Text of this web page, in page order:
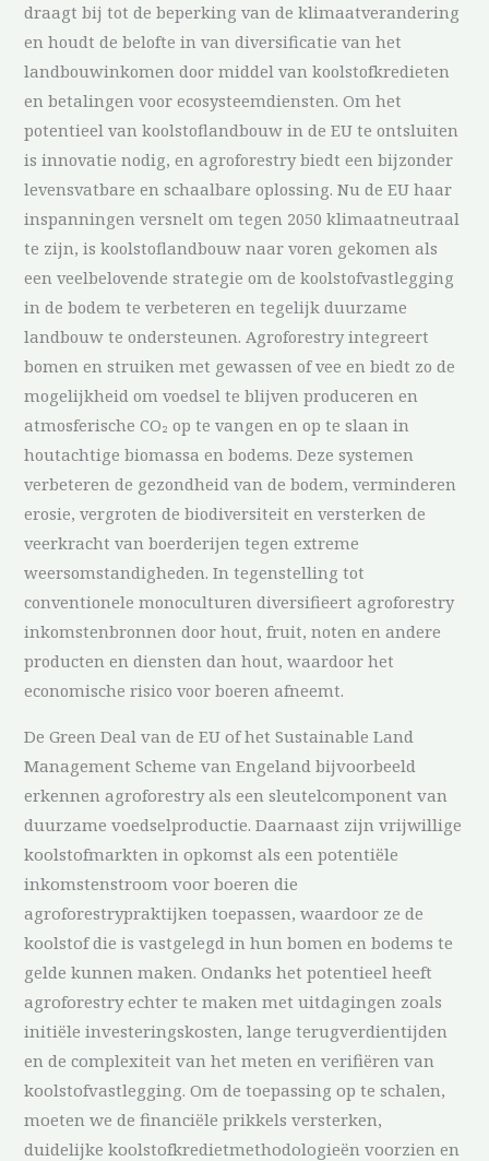
draagt bij tot de beperking van de klimaatverandering
en houdt de belofte in van diversificatie van het
landbouwinkomen door middel van koolstofkredieten
en betalingen voor ecosysteemdiensten. Om het
potentieel van koolstoflandbouw in de EU te ontsluiten
is innovatie nodig, en agroforestry biedt een bijzonder
levensvatbare en schaalbare oplossing. Nu de EU haar
inspanningen versnelt om tegen 2050 klimaatneutraal
te zijn, is koolstoflandbouw naar voren gekomen als
een veelbelovende strategie om de koolstofvastlegging
in de bodem te verbeteren en tegelijk duurzame
landbouw te ondersteunen. Agroforestry integreert
bomen en struiken met gewassen of vee en biedt zo de
mogelijkheid om voedsel te blijven produceren en
atmosferische CO₂ op te vangen en op te slaan in
houtachtige biomassa en bodems. Deze systemen
verbeteren de gezondheid van de bodem, verminderen
erosie, vergroten de biodiversiteit en versterken de
veerkracht van boerderijen tegen extreme
weersomstandigheden. In tegenstelling tot
conventionele monoculturen diversifieert agroforestry
inkomstenbronnen door hout, fruit, noten en andere
producten en diensten dan hout, waardoor het
economische risico voor boeren afneemt.
De Green Deal van de EU of het Sustainable Land
Management Scheme van Engeland bijvoorbeeld
erkennen agroforestry als een sleutelcomponent van
duurzame voedselproductie. Daarnaast zijn vrijwillige
koolstofmarkten in opkomst als een potentiële
inkomstenstroom voor boeren die
agroforestrypraktijken toepassen, waardoor ze de
koolstof die is vastgelegd in hun bomen en bodems te
gelde kunnen maken. Ondanks het potentieel heeft
agroforestry echter te maken met uitdagingen zoals
initiële investeringskosten, lange terugverdientijden
en de complexiteit van het meten en verifiëren van
koolstofvastlegging. Om de toepassing op te schalen,
moeten we de financiële prikkels versterken,
duidelijke koolstofkredietmethodologieën voorzien en